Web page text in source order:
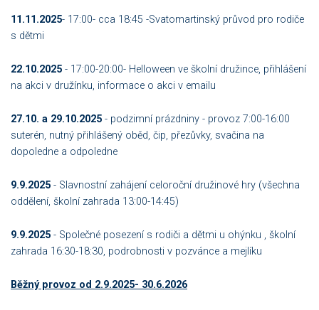
11.11.2025- 17:00- cca 18:45 -Svatomartinský průvod pro rodiče
s dětmi
22.10.2025 - 17:00-20:00- Helloween ve školní družince, přihlášení
na akci v družínku, informace o akci v emailu
27.10. a 29.10.2025 - podzimní prázdniny - provoz 7:00-16:00
suterén, nutný přihlášený oběd, čip, přezůvky, svačina na
dopoledne a odpoledne
9.9.2025 - Slavnostní zahájení celoroční družinové hry (všechna
oddělení, školní zahrada 13:00-14:45)
9.9.2025 - Společné posezení s rodiči a dětmi u ohýnku , školní
zahrada 16:30-18:30, podrobnosti v pozvánce a mejlíku
Běžný provoz od 2.9.2025- 30.6.2026